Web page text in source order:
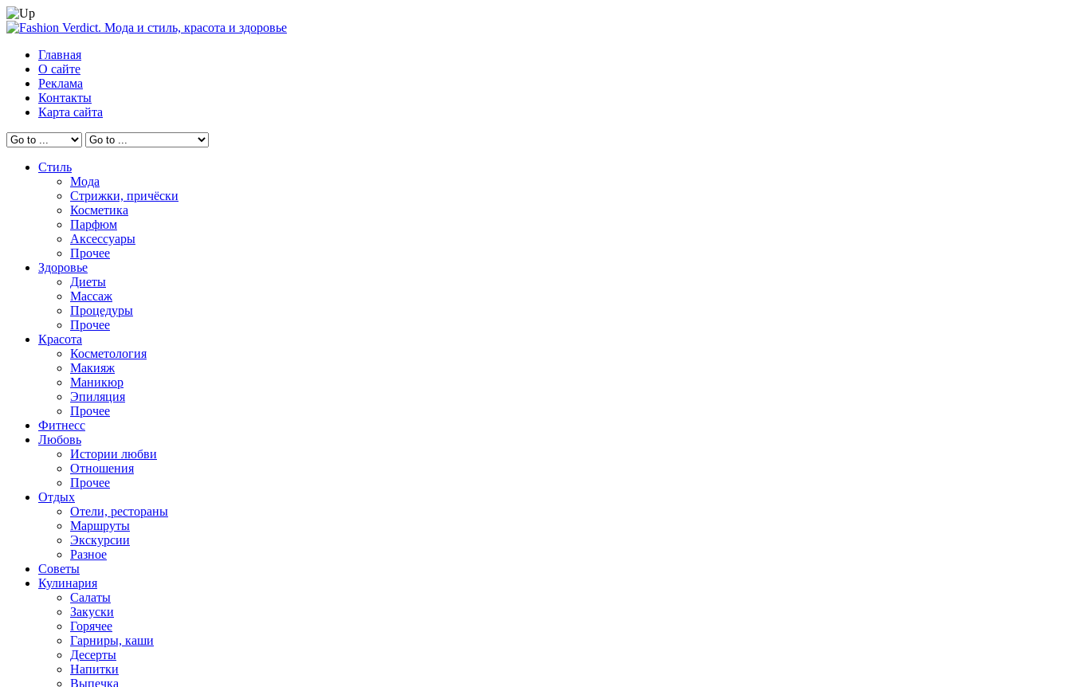
Главная
О сайте
Реклама
Контакты
Карта сайта
Стиль
Мода
Стрижки, причёски
Косметика
Парфюм
Аксессуары
Прочее
Здоровье
Диеты
Массаж
Процедуры
Прочее
Красота
Косметология
Макияж
Маникюр
Эпиляция
Прочее
Фитнесс
Любовь
Истории любви
Отношения
Прочее
Отдых
Отели, рестораны
Маршруты
Экскурсии
Разное
Советы
Кулинария
Салаты
Закуски
Горячее
Гарниры, каши
Десерты
Напитки
Выпечка